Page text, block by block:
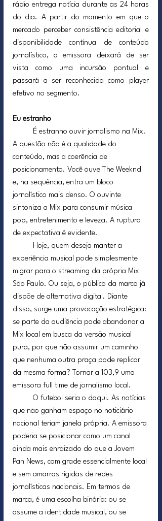
rádio entrega notícia durante as 24 horas
do dia. A partir do momento em que o
mercado perceber consistência editorial e
disponibilidade contínua de conteúdo
jornalístico, a emissora deixará de ser
vista como uma incursão pontual e
passará a ser reconhecida como player
efetivo no segmento.
Eu estranho
A questão não é a qualidade do
conteúdo, mas a coerência de
posicionamento. Você ouve The Weeknd
e, na sequência, entra um bloco
jornalístico mais denso. O ouvinte
sintoniza a Mix para consumir música
pop, entretenimento e leveza. A ruptura
de expectativa é evidente.
experiência musical pode simplesmente
migrar para o streaming da própria Mix
São Paulo. Ou seja, o público da marca já
dispõe de alternativa digital. Diante
disso, surge uma provocação estratégica:
se parte da audiência pode abandonar a
Mix local em busca da versão musical
pura, por que não assumir um caminho
que nenhuma outra praça pode replicar
da mesma forma? Tornar a 103,9 uma
emissora full time de jornalismo local.
que não ganham espaço no noticiário
nacional teriam janela própria. A emissora
poderia se posicionar como um canal
ainda mais enraizado do que a Jovem
Pan News, com grade essencialmente local
e sem amarras rígidas de redes
jornalísticas nacionais. Em termos de
marca, é uma escolha binária: ou se
assume a identidade musical, ou se